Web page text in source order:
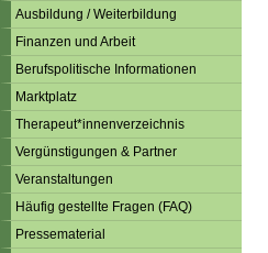
Ausbildung / Weiterbildung
Finanzen und Arbeit
Berufspolitische Informationen
Marktplatz
Therapeut*innenverzeichnis
Vergünstigungen & Partner
Veranstaltungen
Häufig gestellte Fragen (FAQ)
Pressematerial